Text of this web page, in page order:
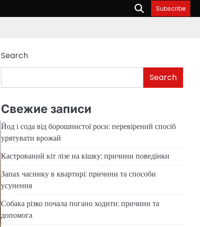
Subscribe
Search
Search
Свежие записи
Йод і сода від борошнистої роси: перевірений спосіб
урятувати врожай
Кастрований кіт лізе на кішку: причини поведінки
Запах часнику в квартирі: причини та способи
усунення
Собака різко почала погано ходити: причини та
допомога